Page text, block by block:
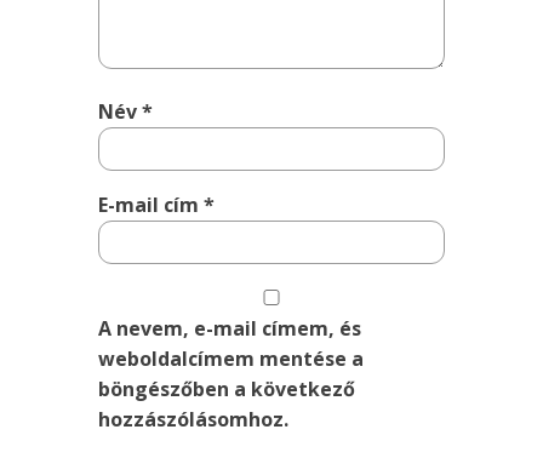
Név*
E-mail cím*
A nevem, e-mail címem, és
weboldalcímem mentése a
böngészőben a következő
hozzászólásomhoz.